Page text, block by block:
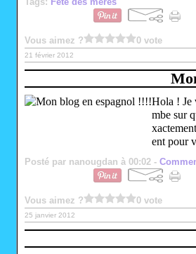
Vous aimez ? 0 vote
21 février 2012
Hola ! Je
mbe sur
ent pour
Posté par nanougdan à 00:02 -
Vous aimez ? 0 vote
25 janvier 2012